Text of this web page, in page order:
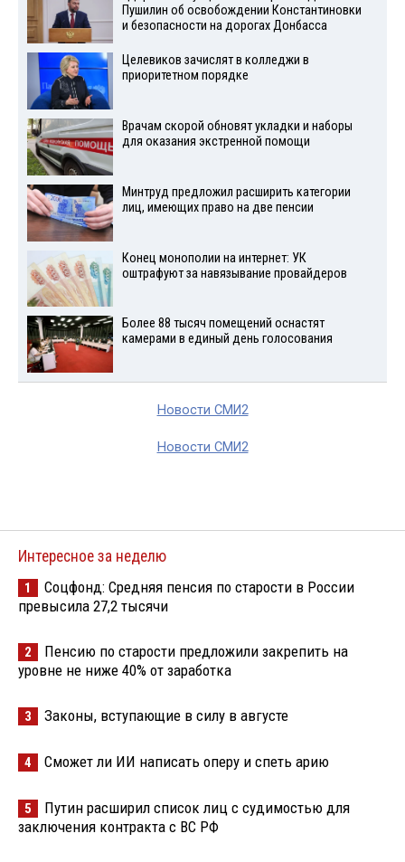
Пушилин об освобождении Константиновки
и безопасности на дорогах Донбасса
Целевиков зачислят в колледжи в
приоритетном порядке
Врачам скорой обновят укладки и наборы
для оказания экстренной помощи
Минтруд предложил расширить категории
лиц, имеющих право на две пенсии
Конец монополии на интернет: УК
оштрафуют за навязывание провайдеров
Более 88 тысяч помещений оснастят
камерами в единый день голосования
Новости СМИ2
Новости СМИ2
Интересное за неделю
1
Соцфонд: Средняя пенсия по старости в России
превысила 27,2 тысячи
2
Пенсию по старости предложили закрепить на
уровне не ниже 40% от заработка
3 Законы, вступающие в силу в августе
4 Сможет ли ИИ написать оперу и спеть арию
5
Путин расширил список лиц с судимостью для
заключения контракта с ВС РФ